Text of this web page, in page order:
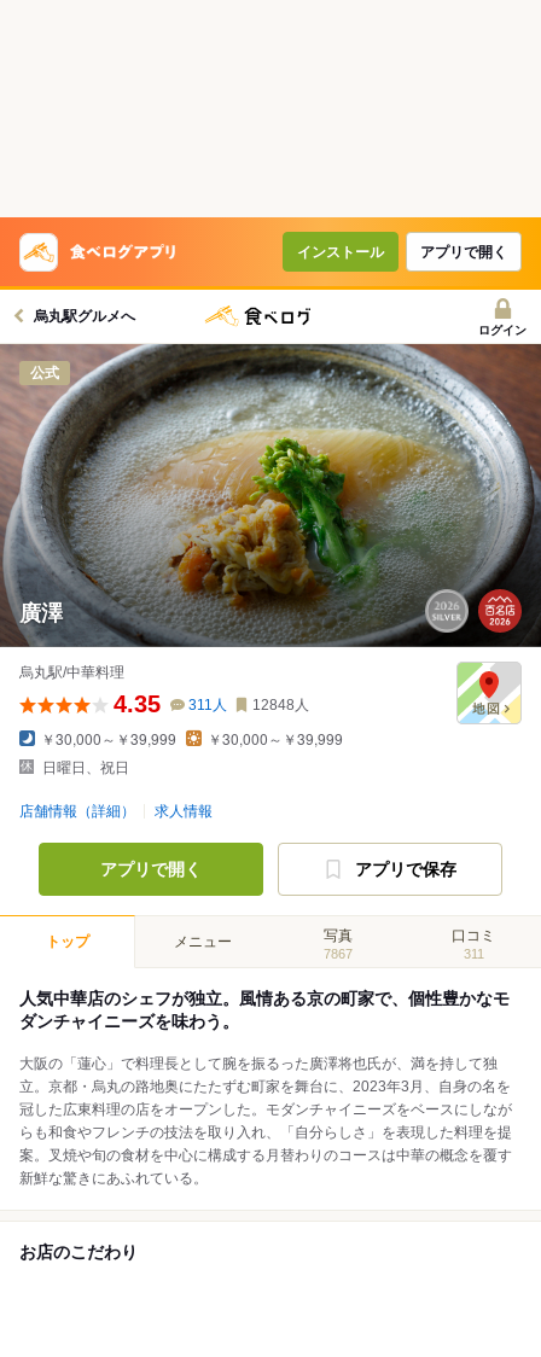
インストール アプリで開く
烏丸駅グルメへ
ログイン
公式
廣澤
烏丸駅/中華料理
4.35 311 人 12848 人
￥30,000～￥39,999
￥30,000～￥39,999
日曜日、祝日
店舗情報（詳細） 求人情報
アプリで開く アプリで保存
トップ メニュー 写真
7867
口コミ
311
人気中華店のシェフが独立。風情ある京の町家で、個性豊かなモ
ダンチャイニーズを味わう。
大阪の「蓮心」で料理長として腕を振るった廣澤将也氏が、満を持して独
立。京都・烏丸の路地奥にたたずむ町家を舞台に、2023年3月、自身の名を
冠した広東料理の店をオープンした。モダンチャイニーズをベースにしなが
らも和食やフレンチの技法を取り入れ、「自分らしさ」を表現した料理を提
案。叉焼や旬の食材を中心に構成する月替わりのコースは中華の概念を覆す
新鮮な驚きにあふれている。
お店のこだわり